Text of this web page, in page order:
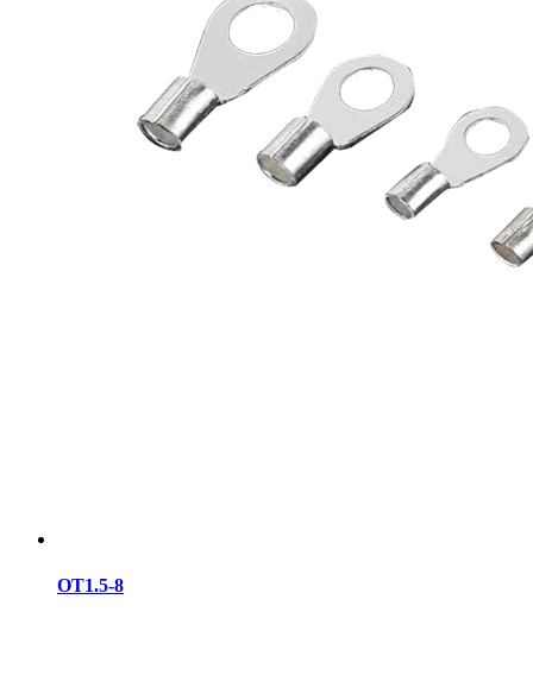
OT1.5-8